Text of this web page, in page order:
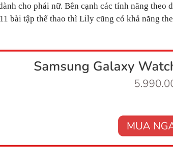
cho phái nữ. Bên cạnh các tính năng theo
bài tập thể thao thì Lily cũng có khả năng